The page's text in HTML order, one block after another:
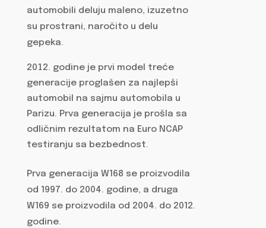
automobili deluju maleno, izuzetno
su prostrani, naročito u delu
gepeka.
godine je prvi model treće
generacije proglašen za najlepši
automobil na sajmu automobila u
Parizu. Prva generacija je prošla sa
odličnim rezultatom na Euro NCAP
testiranju sa bezbednost.
Prva generacija W168 se proizvodila
od 1997. do 2004. godine, a druga
W169 se proizvodila od 2004. do 2012.
godine.